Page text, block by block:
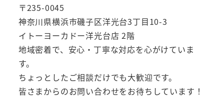
〒235-0045
神奈川県横浜市磯子区洋光台3丁目10-3
イトーヨーカドー洋光台店 2階
地域密着で、安心・丁寧な対応を心がけていま
す。
ちょっとしたご相談だけでも大歓迎です。
皆さまからのお問い合わせをお待ちしています！